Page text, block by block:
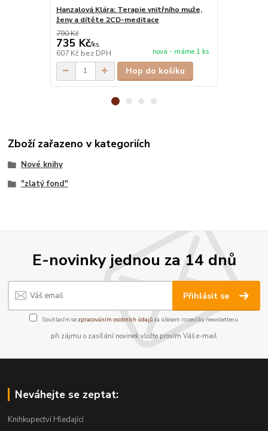
Hanzalová Klára: Terapie vnitřního muže,
ženy a dítěte 2CD-meditace
790 Kč
735 Kč/ks
607 Kč bez DPH nová - máme 1 ks
Hop do košíku
Zboží zařazeno v kategoriích
Nové knihy
"zlatý fond"
E-novinky jednou za 14 dnů
Přihlásit se
Souhlasím se zpracováním osobních údajůza účelem rozesílky newsletteru.
při zájmu o zasílání novinek vložte prosím Váš e-mail
Neváhejte se zeptat:
Knihkupectví Hledající